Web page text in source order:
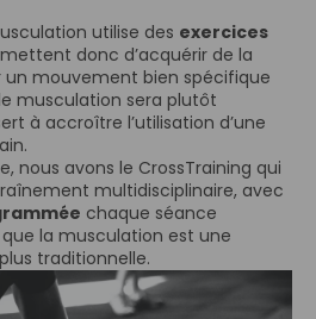
utilise des exercices
donc d’acquérir de la
un mouvement bien spécifique
musculation sera plutôt
à accroître l’utilisation d’une
nous avons le CrossTraining qui
multidisciplinaire, avec
chaque séance
la musculation est une
traditionnelle.